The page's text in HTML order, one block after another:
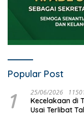
Popular Post
1 25/06/2026
Kecelakaan di
Usai Terlibat